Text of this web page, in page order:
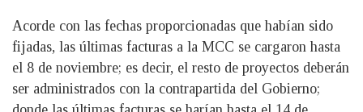
Acorde con las fechas proporcionadas que habían sido
fijadas, las últimas facturas a la MCC se cargaron hasta
el 8 de noviembre; es decir, el resto de proyectos deberán
ser administrados con la contrapartida del Gobierno;